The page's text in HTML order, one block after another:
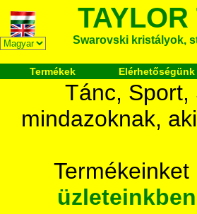
Swarovski kristályok,
Termékek Elérhetőségünk
Tánc, Sport,
mindazoknak,
üzleteinkben